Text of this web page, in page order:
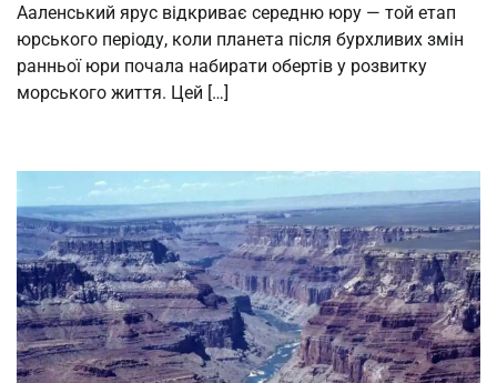
Ааленський ярус відкриває середню юру — той етап
юрського періоду, коли планета після бурхливих змін
ранньої юри почала набирати обертів у розвитку
морського життя. Цей […]